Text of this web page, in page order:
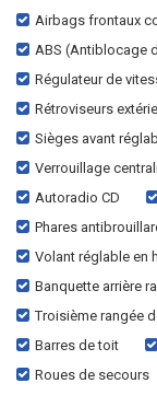
Airbags frontaux
ABS (Antiblocage
Régulateur de
Rétroviseurs
Sièges avant
Verrouillage
Autoradio CD
Phares
Volant réglable en
Banquette arrière
Troisième rangée
Barres de toit
Roues de secours